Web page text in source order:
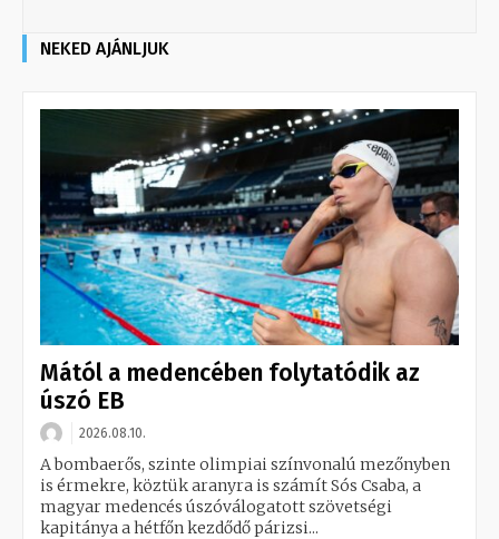
NEKED AJÁNLJUK
Mától a medencében folytatódik az
úszó EB
2026.08.10.
A bombaerős, szinte olimpiai színvonalú mezőnyben
is érmekre, köztük aranyra is számít Sós Csaba, a
magyar medencés úszóválogatott szövetségi
kapitánya a hétfőn kezdődő párizsi...